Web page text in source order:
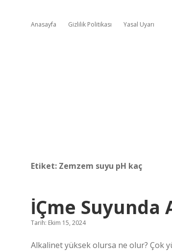
Anasayfa Gizlilik Politikası Yasal Uyarı
Etiket: Zemzem suyu pH kaç
İÇme Suyunda
Tarih: Ekim 15, 2024
Alkalinet yüksek olursa ne olur? Çok